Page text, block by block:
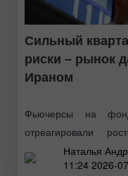
Сильный
риски – рынок
Ираном
Фьючерсы на
отреагировали
результаты Microsoft
фоне
Наталья
11:24 2026-